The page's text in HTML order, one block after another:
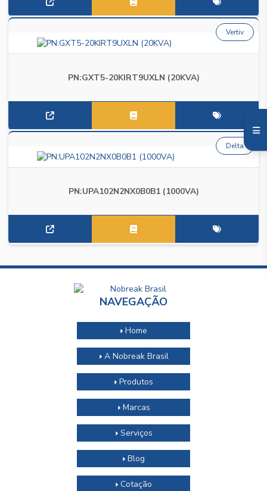
PN:GXT5-20KIRT9UXLN (20KVA)
Vertiv
PN:UPA102N2NX0B0B1 (1000VA)
Delta
NAVEGAÇÃO
Home
A Nobreak Brasil
Produtos
Marcas
Serviços
Blog
Cotação